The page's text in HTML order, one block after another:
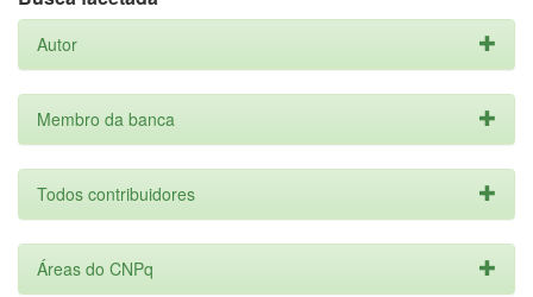
Autor
Membro da banca
Todos contribuidores
Áreas do CNPq